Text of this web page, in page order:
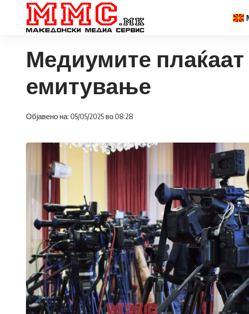
Медиумите плаќаат
емитување
Објавено на: 05/05/2025 во 08:28